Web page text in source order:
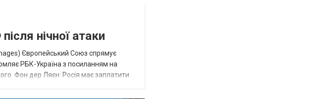
нічної атаки
Європейський Союз спрямує
РБК-Україна з посиланням на
Фон дер Ляєн: Росія має заплатити